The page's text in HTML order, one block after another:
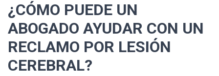
¿CÓMO PUEDE UN
ABOGADO AYUDAR CON UN
RECLAMO POR LESIÓN
CEREBRAL?